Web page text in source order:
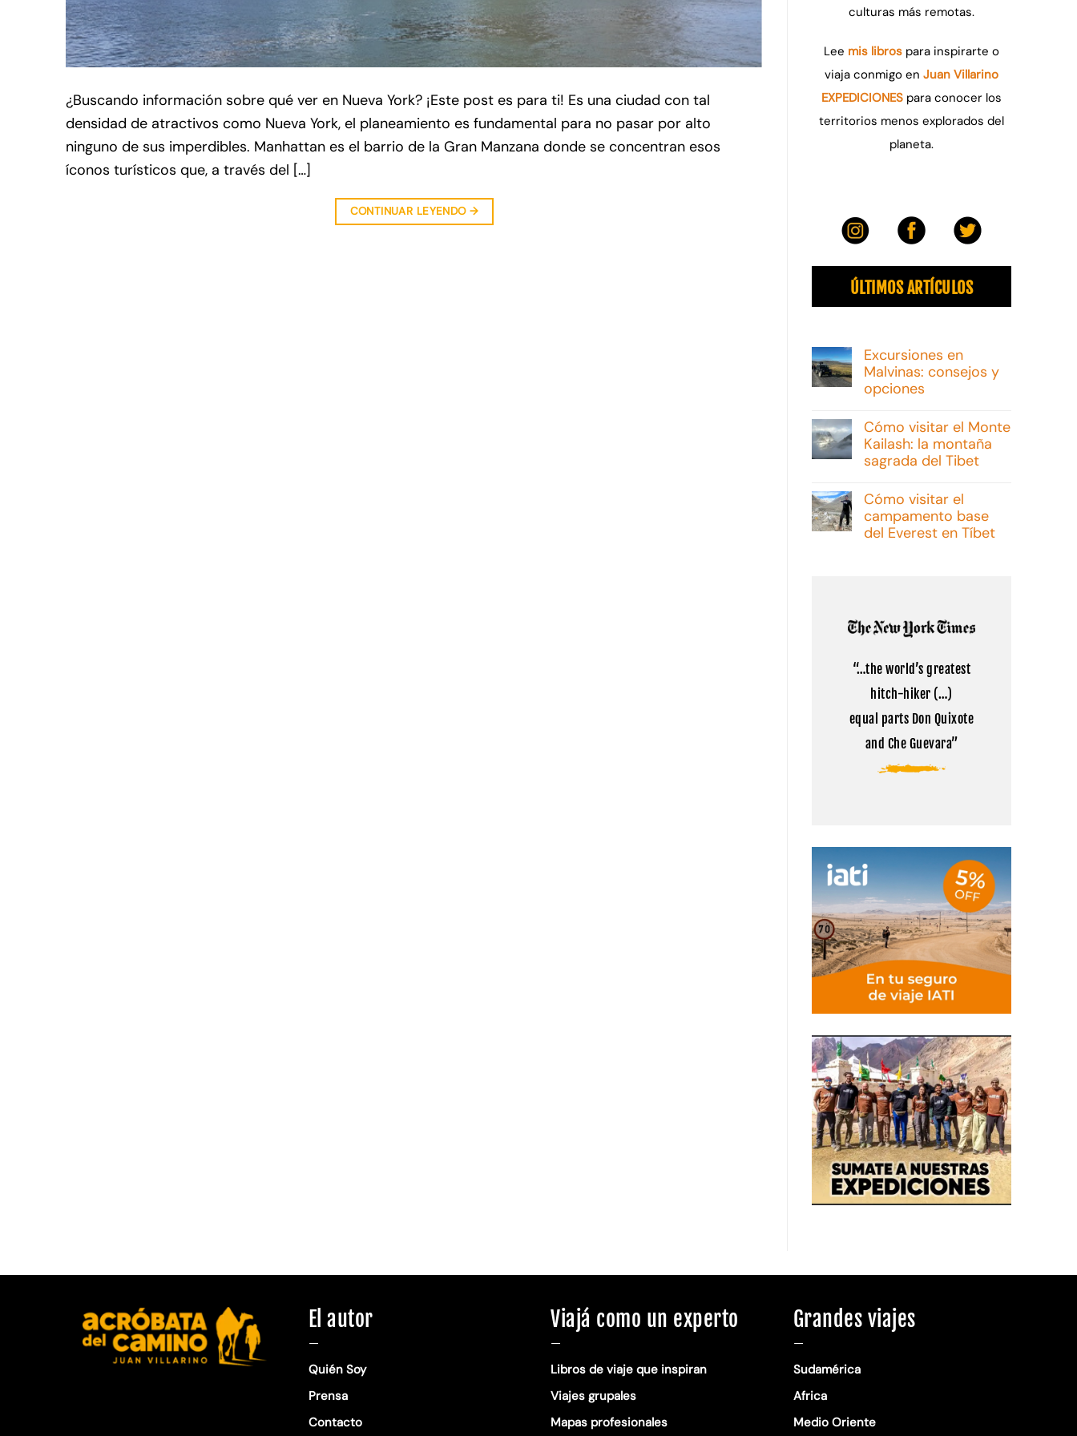
¿Buscando información sobre qué ver en Nueva York? ¡Este post es para ti! Es una ciudad con tal
densidad de atractivos como Nueva York, el planeamiento es fundamental para no pasar por alto
ninguno de sus imperdibles. Manhattan es el barrio de la Gran Manzana donde se concentran esos
íconos turísticos que, a través del […]
CONTINUAR LEYENDO →
culturas más remotas.
Lee mis libros para inspirarte o
viaja conmigo en Juan Villarino
EXPEDICIONES para conocer los
territorios menos explorados del
planeta.
ÚLTIMOS ARTÍCULOS
Excursiones en
Malvinas: consejos y
opciones
hay
comentarios
en
Excursiones
en
y
opciones
Cómo visitar el Monte
Kailash: la montaña
sagrada del Tibet
hay
comentarios
en
Cómo
visitar
del
Tibet
Cómo visitar el
campamento base
del Everest en Tíbet
el
campamento
Everest
Tíbet
“…the world’s greatest
hitch-hiker (…)
equal parts Don Quixote
and Che Guevara”
El autor
—
Quién Soy
Prensa
Contacto
Viajá como un experto
—
Libros de viaje que inspiran
Viajes grupales
Mapas profesionales
Grandes viajes
—
Sudamérica
Africa
Medio Oriente